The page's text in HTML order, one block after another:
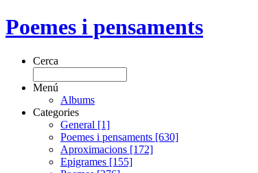
Poemes i pensaments
Cerca
Menú
Albums
Categories
General [1]
Poemes i pensaments [630]
Aproximacions [172]
Epigrames [155]